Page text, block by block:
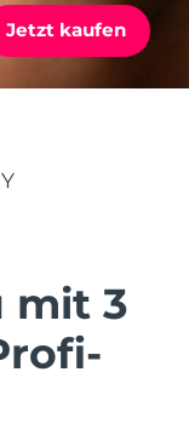
Jetzt kaufen
mit 3
Lieferung
13/08/2026
Lieferung
Lieferung
10/08/2026